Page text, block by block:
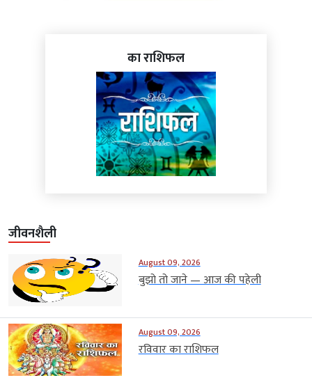
का राशिफल
जीवनशैली
August 09, 2026
बुझो तो जाने — आज की पहेली
August 09, 2026
रविवार का राशिफल